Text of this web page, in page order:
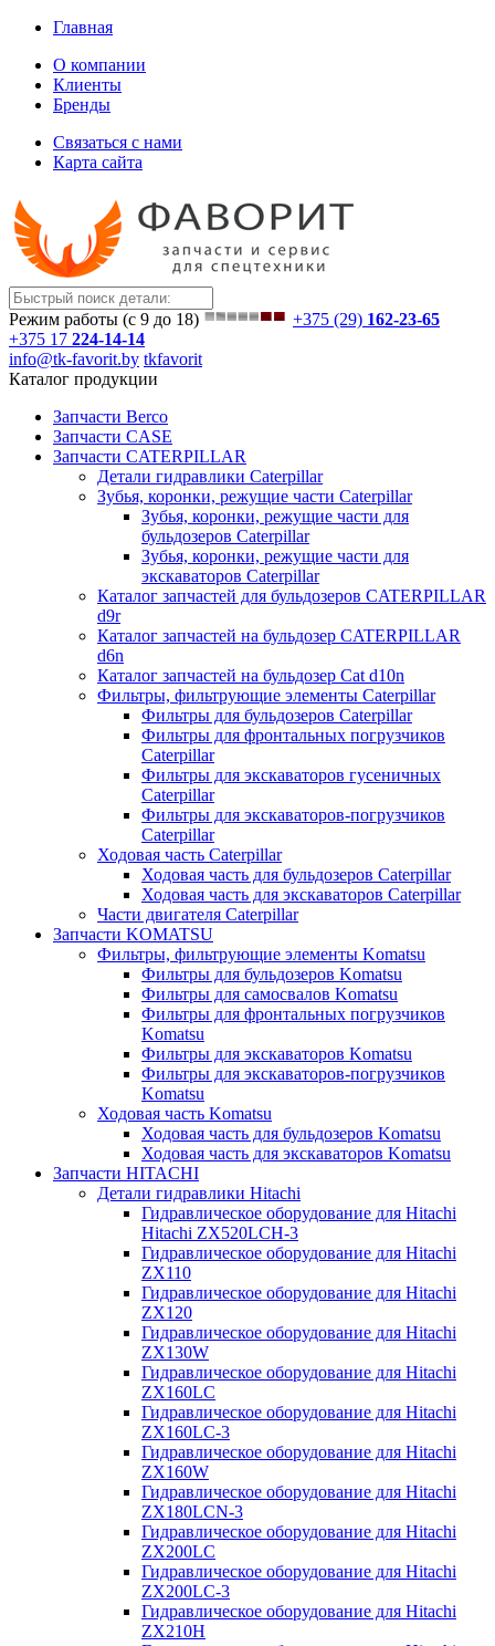
Главная
О компании
Клиенты
Бренды
Связаться с нами
Карта сайта
Режим работы (с 9 до 18) +375 (29) 162-23-65
+375 17 224-14-14
info@tk-favorit.by tkfavorit
Каталог продукции
Запчасти Berco
Запчасти CASE
Запчасти CATERPILLAR
Детали гидравлики Caterpillar
Зубья, коронки, режущие части Caterpillar
Зубья, коронки, режущие части для
бульдозеров Caterpillar
Зубья, коронки, режущие части для
экскаваторов Caterpillar
Каталог запчастей для бульдозеров CATERPILLAR
d9r
Каталог запчастей на бульдозер CATERPILLAR
d6n
Каталог запчастей на бульдозер Сat d10n
Фильтры, фильтрующие элементы Caterpillar
Фильтры для бульдозеров Caterpillar
Фильтры для фронтальных погрузчиков
Caterpillar
Фильтры для экскаваторов гусеничных
Caterpillar
Фильтры для экскаваторов-погрузчиков
Caterpillar
Ходовая часть Caterpillar
Ходовая часть для бульдозеров Caterpillar
Ходовая часть для экскаваторов Caterpillar
Части двигателя Caterpillar
Запчасти KOMATSU
Фильтры, фильтрующие элементы Komatsu
Фильтры для бульдозеров Komatsu
Фильтры для самосвалов Komatsu
Фильтры для фронтальных погрузчиков
Komatsu
Фильтры для экскаваторов Komatsu
Фильтры для экскаваторов-погрузчиков
Komatsu
Ходовая часть Komatsu
Ходовая часть для бульдозеров Komatsu
Ходовая часть для экскаваторов Komatsu
Запчасти HITACHI
Детали гидравлики Hitachi
Гидравлическое оборудование для Hitachi
Hitachi ZX520LCH-3
Гидравлическое оборудование для Hitachi
ZX110
Гидравлическое оборудование для Hitachi
ZX120
Гидравлическое оборудование для Hitachi
ZX130W
Гидравлическое оборудование для Hitachi
ZX160LC
Гидравлическое оборудование для Hitachi
ZX160LC-3
Гидравлическое оборудование для Hitachi
ZX160W
Гидравлическое оборудование для Hitachi
ZX180LCN-3
Гидравлическое оборудование для Hitachi
ZX200LC
Гидравлическое оборудование для Hitachi
ZX200LC-3
Гидравлическое оборудование для Hitachi
ZX210H